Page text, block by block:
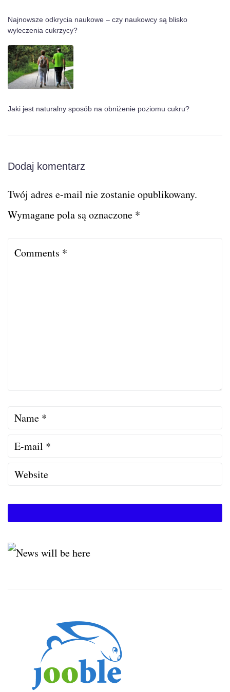
Najnowsze odkrycia naukowe – czy naukowcy są blisko
wyleczenia cukrzycy?
Jaki jest naturalny sposób na obniżenie poziomu cukru?
Dodaj komentarz
Twój adres e-mail nie zostanie opublikowany.
Wymagane pola są oznaczone *